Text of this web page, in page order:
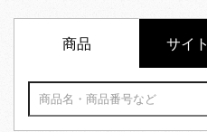
商品 サイ